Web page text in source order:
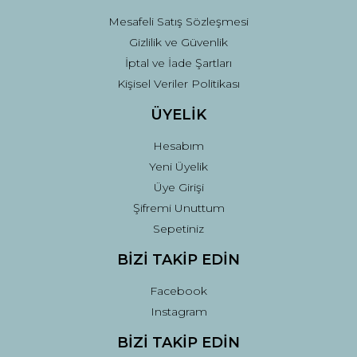
Mesafeli Satış Sözleşmesi
Gizlilik ve Güvenlik
İptal ve İade Şartları
Kişisel Veriler Politikası
ÜYELİK
Hesabım
Yeni Üyelik
Üye Girişi
Şifremi Unuttum
Sepetiniz
BİZİ TAKİP EDİN
Facebook
Instagram
BİZİ TAKİP EDİN